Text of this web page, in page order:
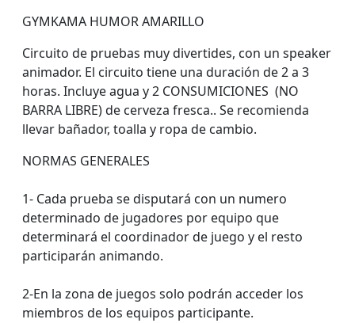
GYMKAMA HUMOR AMARILLO
Circuito de pruebas muy divertides, con un speaker
animador. El circuito tiene una duración de 2 a 3
horas. Incluye agua y 2 CONSUMICIONES (NO
BARRA LIBRE) de cerveza fresca.. Se recomienda
llevar bañador, toalla y ropa de cambio.
NORMAS GENERALES
1- Cada prueba se disputará con un numero
determinado de jugadores por equipo que
determinará el coordinador de juego y el resto
participarán animando.
2-En la zona de juegos solo podrán acceder los
miembros de los equipos participante.